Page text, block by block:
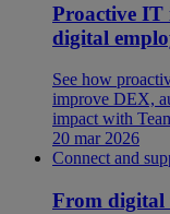
Proactive IT
digital
See how
improve DEX,
impact with
20 mar 2026
Connect and
From digital